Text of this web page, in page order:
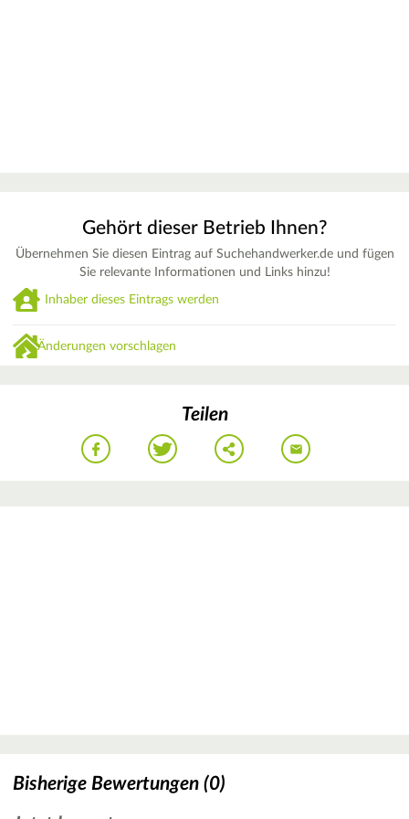
Gehört dieser Betrieb Ihnen?
Übernehmen Sie diesen Eintrag auf Suchehandwerker.de und fügen
Sie relevante Informationen und Links hinzu!
Inhaber dieses Eintrags werden
Änderungen vorschlagen
Teilen
Bisherige Bewertungen (0)